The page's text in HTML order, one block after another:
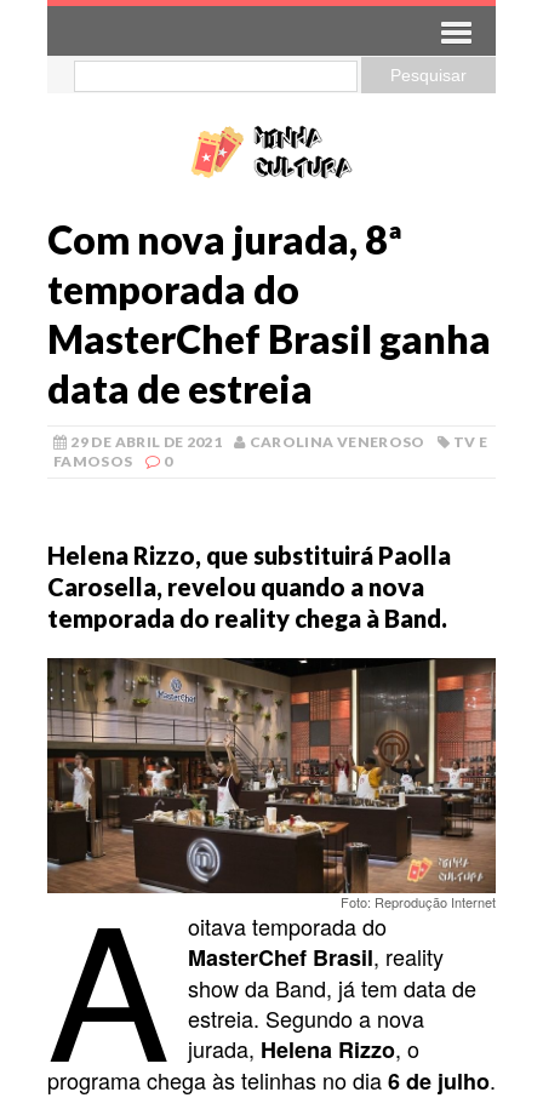
Com nova jurada, 8ª
temporada do
MasterChef Brasil ganha
data de estreia
29 DE ABRIL DE 2021 CAROLINA VENEROSO
TV E
FAMOSOS
0
Helena Rizzo, que substituirá Paolla
Carosella, revelou quando a nova
temporada do reality chega à Band.
Foto: Reprodução Internet
A oitava temporada do
MasterChef Brasil, reality
show da Band, já tem data de
estreia. Segundo a nova
jurada, Helena Rizzo, o
programa chega às telinhas no dia6 de julho.